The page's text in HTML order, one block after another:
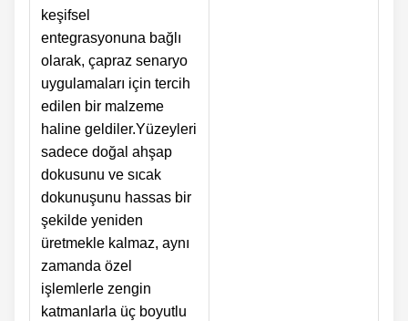
keşifsel
entegrasyonuna bağlı
olarak, çapraz senaryo
uygulamaları için tercih
edilen bir malzeme
haline geldiler.Yüzeyleri
sadece doğal ahşap
dokusunu ve sıcak
dokunuşunu hassas bir
şekilde yeniden
üretmekle kalmaz, aynı
zamanda özel
işlemlerle zengin
katmanlarla üç boyutlu